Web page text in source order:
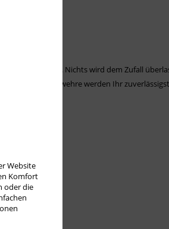
vor Ort benötigt. Nichts wird dem Zufall
Präzisionsgewehre werden Ihr
Website
Komfort
oder die